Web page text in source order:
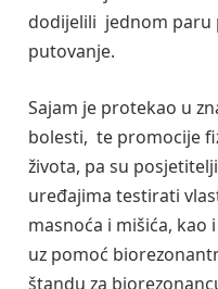
dodijelili jednom paru
putovanje.
Sajam je protekao u
bolesti, te promocije
života, pa su
uređajima testirati
masnoća i mišića,
uz pomoć
štandu za